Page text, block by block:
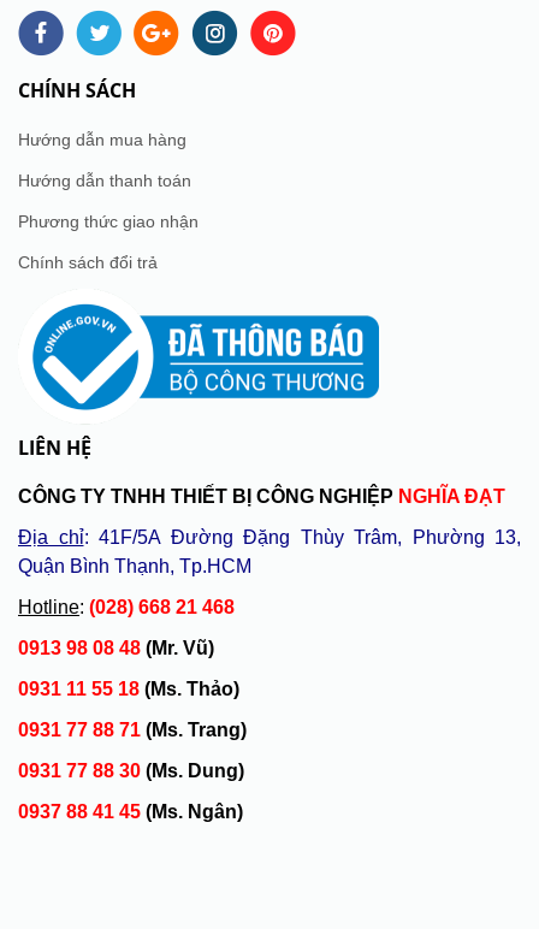
CHÍNH SÁCH
Hướng dẫn mua hàng
Hướng dẫn thanh toán
Phương thức giao nhận
Chính sách đổi trả
LIÊN HỆ
CÔNG TY TNHH THIẾT BỊ CÔNG NGHIỆP NGHĨA ĐẠT
Địa chỉ: 41F/5A Đường Đặng Thùy Trâm, Phường 13,
Quận Bình Thạnh, Tp.HCM
Hotline: (028) 668 21 468
0913 98 08 48 (Mr. Vũ)
0931 11 55 18 (Ms. Thảo)
0931 77 88 71 (Ms. Trang)
0931 77 88 30 (Ms. Dung)
0937 88 41 45 (Ms. Ngân)